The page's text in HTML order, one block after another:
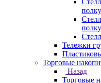
полку
полку
Тележки
Торговые
Назад
Торговые